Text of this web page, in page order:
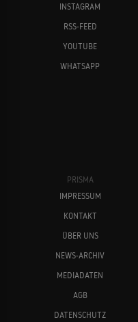
INSTAGRAM
RSS-FEED
YOUTUBE
WHATSAPP
PRISMA
IMPRESSUM
KONTAKT
ÜBER UNS
NEWS-ARCHIV
MEDIADATEN
AGB
DATENSCHUTZ